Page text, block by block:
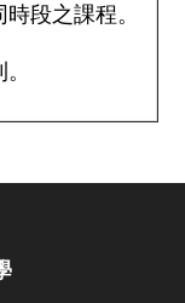
段之課程。